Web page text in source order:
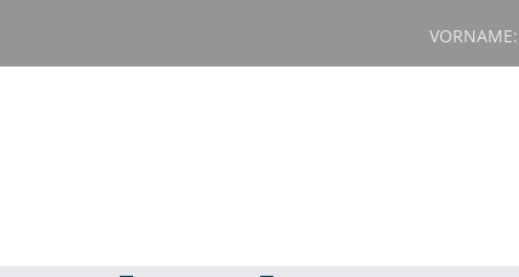
VORNAME: